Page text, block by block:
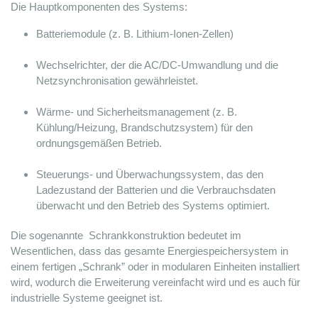
Die Hauptkomponenten des Systems:
Batteriemodule (z. B. Lithium-Ionen-Zellen)
Wechselrichter, der die AC/DC-Umwandlung und die
Netzsynchronisation gewährleistet.
Wärme- und Sicherheitsmanagement (z. B.
Kühlung/Heizung, Brandschutzsystem) für den
ordnungsgemäßen Betrieb.
Steuerungs- und Überwachungssystem, das den
Ladezustand der Batterien und die Verbrauchsdaten
überwacht und den Betrieb des Systems optimiert.
Die sogenannte Schrankkonstruktion bedeutet im
Wesentlichen, dass das gesamte Energiespeichersystem in
einem fertigen „Schrank” oder in modularen Einheiten installiert
wird, wodurch die Erweiterung vereinfacht wird und es auch für
industrielle Systeme geeignet ist.